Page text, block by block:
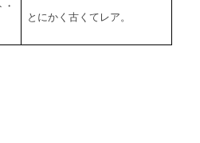
とにかく古くてレア。